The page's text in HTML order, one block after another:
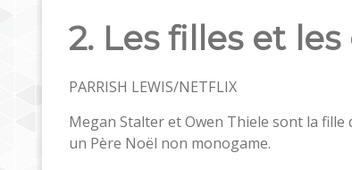
2. Les filles et
PARRISH LEWIS/NETFLIX
Megan Stalter et Owen Thiele sont la
un Père Noël non monogame.